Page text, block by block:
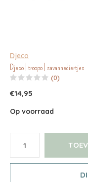
Djeco
Djeco | troopo | savannediertjes
(0)
€14,95
Op voorraad